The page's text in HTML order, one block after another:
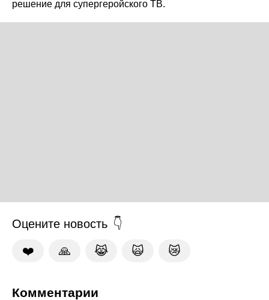
решение для супергеройского ТВ.
Оцените новость
❤️ 🙏 😹 🙀 😿
Комментарии